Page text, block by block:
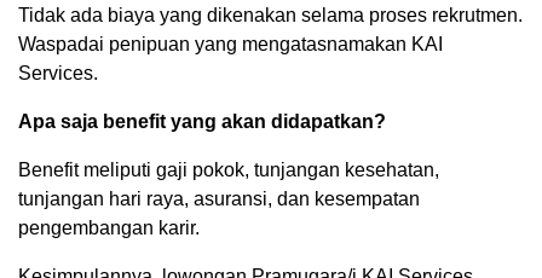
Tidak ada biaya yang dikenakan selama proses rekrutmen.
Waspadai penipuan yang mengatasnamakan KAI
Services.
Apa saja benefit yang akan didapatkan?
Benefit meliputi gaji pokok, tunjangan kesehatan,
tunjangan hari raya, asuransi, dan kesempatan
pengembangan karir.